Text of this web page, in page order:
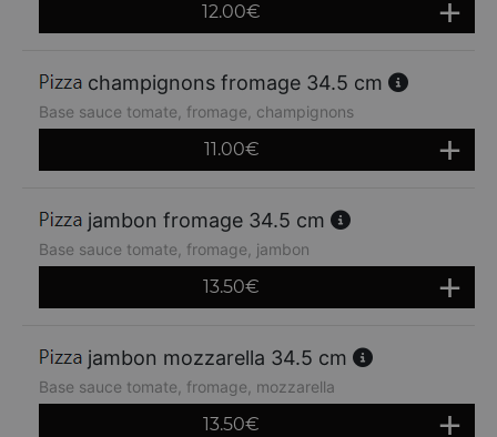
12.00€
champignons fromage 34.5 cm
Base sauce tomate, fromage, champignons
11.00€
jambon fromage 34.5 cm
Base sauce tomate, fromage, jambon
13.50€
jambon mozzarella 34.5 cm
Base sauce tomate, fromage, mozzarella
13.50€